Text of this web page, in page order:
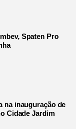
Spaten Pro
na inauguração de
Cidade Jardim